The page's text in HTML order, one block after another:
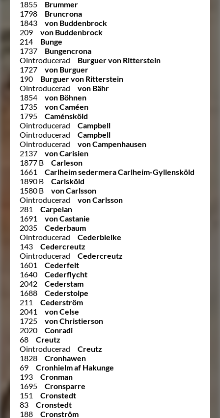
1855
Brummer
1798
Bruncrona
1843
von Buddenbrock
209
von Buddenbrock
214
Bunge
1737
Bungencrona
Ointroducerad
Burguer von Ritterstein
1727
von Burguer
190
Burguer von Ritterstein
Ointroducerad
von Bähr
1854
von Böhnen
1735
von Caméen
1795
Caménsköld
Ointroducerad
Campbell
Ointroducerad
Campbell
Ointroducerad
von Campenhausen
2137
von Carisien
1877 B
Carleson
1661
Carlheim sedermera Carlheim-Gyllensköld
1890 B
Carlsköld
1580 B
von Carlsson
Ointroducerad
von Carlsson
281
Carpelan
1691
von Castanie
2035
Cederbaum
Ointroducerad
Cederbielke
143
Cedercreutz
Ointroducerad
Cedercreutz
1601
Cederfelt
1640
Cederflycht
2042
Cederstam
1688
Cederstolpe
211
Cederström
2041
von Celse
1725
von Christierson
2020
Conradi
68
Creutz
Ointroducerad
Creutz
1828
Cronhawen
69
Cronhielm af Hakunge
193
Cronman
1695
Cronsparre
151
Cronstedt
83
Cronstedt
188
Cronström